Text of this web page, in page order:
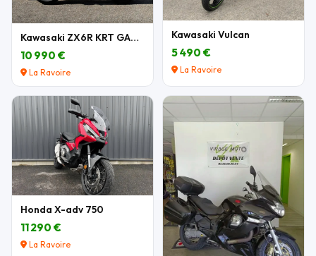
Kawasaki ZX6R KRT GARANTIE
10 990 €
La Ravoire
Kawasaki Vulcan
5 490 €
La Ravoire
Honda X-adv 750
11 290 €
La Ravoire